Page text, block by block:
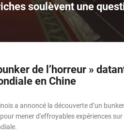
soulèvent une
de l’horreur »
en Chine
a annoncé la découverte d’un
mener d'effroyables expériences